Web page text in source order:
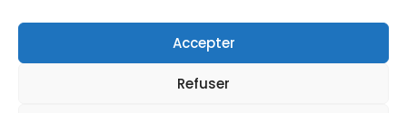
Accepter
Refuser
Recherches fréquentes